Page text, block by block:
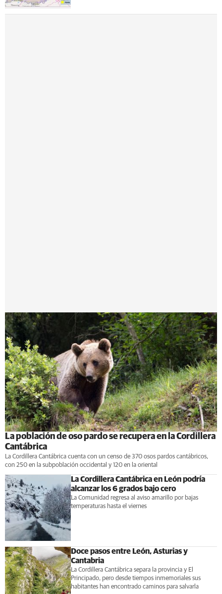
La población de oso pardo se recupera en la Cordillera
Cantábrica
La Cordillera Cantábrica cuenta con un censo de 370 osos pardos cantábricos,
con 250 en la subpoblación occidental y 120 en la oriental
La Cordillera Cantábrica en León podría
alcanzar los 6 grados bajo cero
La Comunidad regresa al aviso amarillo por bajas
temperaturas hasta el viernes
Doce pasos entre León, Asturias y
Cantabria
La Cordillera Cantábrica separa la provincia y El
Principado, pero desde tiempos inmemoriales sus
habitantes han encontrado caminos para salvarla